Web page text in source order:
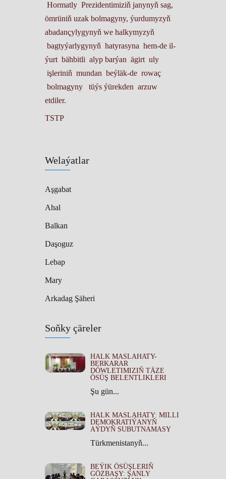
Welaýatlar
Aşgabat
Ahal
Balkan
Daşoguz
Lebap
Mary
Arkadag Şäheri
Soňky çäreler
HALK MASLAHATY-
BERKARAR
DÖWLETIMIZIŇ TÄZE
ÖSÜŞ BELENTLIKLERI
Şu gün...
HALK MASLAHATY: MILLI
DEMOKRATIÝANYŇ
AÝDYŇ SUBUTNAMASY
Türkmenistanyň...
BEÝIK ÖSÜŞLERIŇ
GÖZBAŞY: ŞANLY
Hormatly Prezidentimiziň janynyň sag,
ömrüniň uzak bolmagyny, ýurdumyzyň
abadançylygynyň we halkymyzyň
bagtyýarlygynyň hatyrasyna hem-de il-
ýurt bähbitli alyp barýan ägirt uly
işleriniň mundan beýläk-de rowaç
bolmagyny tüýs ýürekden arzuw
etdiler.
TSTP